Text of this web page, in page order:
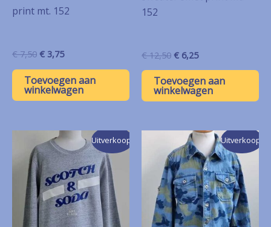
print mt. 152
€7,50 Oorspronkelijke
was:
€ 7,50.
€ 3,75Huidige
is:
€ 3,75.
Toevoegen aan
winkelwagen
152
€12,50 Oorspronkelijke
was:
€ 12,50.
€ 6,25Huidige
is:
€ 6,25.
Toevoegen aan
winkelwagen
Uitverkoop! Uitverkoop!